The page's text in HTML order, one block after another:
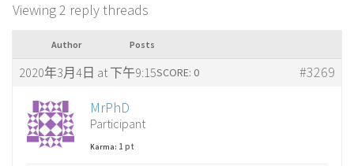
Viewing 2 reply threads
Author Posts
2020年3月4日 at 下午9:15 #3269
SCORE: 0
MrPhD
Participant
Karma: 1 pt